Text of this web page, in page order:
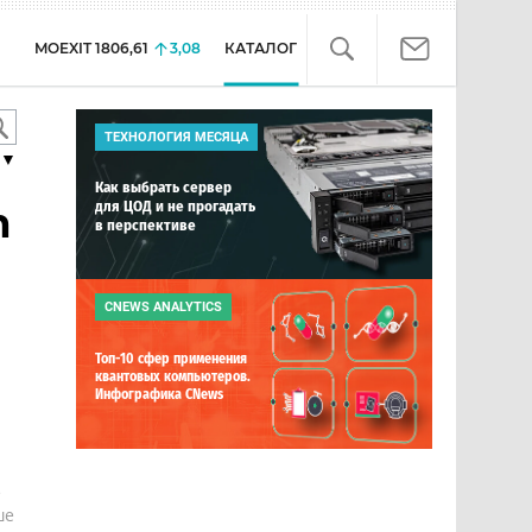
MOEXIT 1806,61 3,08 КАТАЛОГ
ТЕХНОЛОГИЯ МЕСЯЦА
Как выбрать сервер
для ЦОД и не прогадать
в перспективе
CNEWS ANALYTICS
Топ-10 сфер применения
квантовых компьютеров.
Инфографика CNews